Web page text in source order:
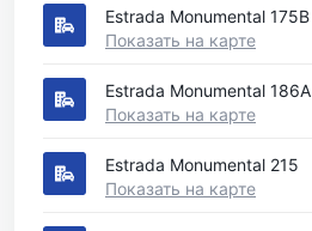
Estrada Monumental 175B
Показать на карте
Estrada Monumental 186A
Показать на карте
Estrada Monumental 215
Показать на карте